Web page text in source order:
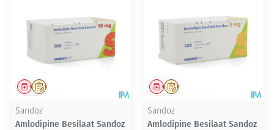
Op voorschrift
Geneesmiddel
Sandoz
Amlodipine Besilaat Sandoz
Op voorschrift
Geneesmiddel
Sandoz
Amlodipine Besilaat Sandoz